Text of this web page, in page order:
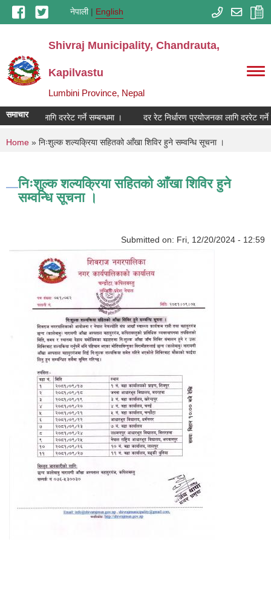
Skip to main contentनेपाली English
Shivraj Municipality, Chandrauta,
Kapilvastu
Lumbini Province, Nepal
समाचार
प्रयोजनका लागि दररेट गर्ने सम्बन्धमा । दर रेट निर्धारण प्रयोजनका लागि दररेट गर्ने
You are here
Home » निःशुल्क शल्यक्रिया सहितको आँखा शिविर हुने सम्वन्धि सूचना ।
निःशुल्क शल्यक्रिया सहितको आँखा शिविर हुने
सम्वन्धि सूचना ।
Submitted on: Fri, 12/20/2024 - 12:59